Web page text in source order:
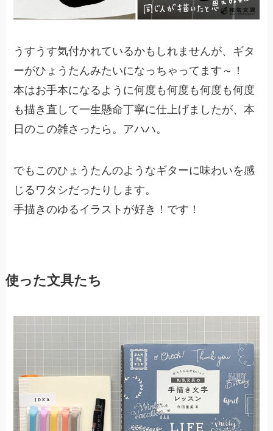
うすうす気付かれているかもしれませんが、ギタ
ーがひょうたんみたいになっちゃってます～！
本はお手本になるように何度も何度も何度も何度
も描き直して一生懸命丁寧に仕上げましたが、本
日のこの雑さったら。アハハ。
でもこのひょうたんのようなギターに味わいを感
じるワタシだったりします。
手描きのゆるイラストが好き！です！
使った文具たち